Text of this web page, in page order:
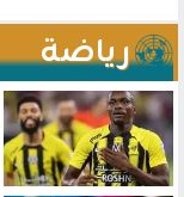
رياضة